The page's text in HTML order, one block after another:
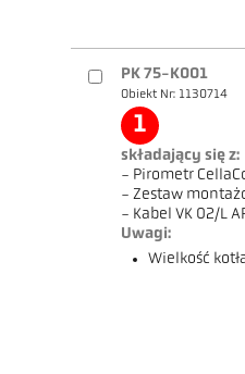
PK 75-K001
Obiekt Nr: 1130714
1
składający się z:
- Pirometr
- Zestaw
- Kabel VK 02/L
Uwagi:
Wielkość